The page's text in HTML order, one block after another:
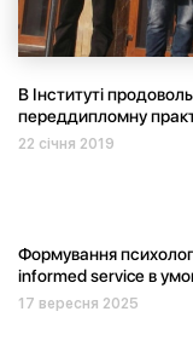
В Інституті
переддипломну
22 січня 2019
Формування
informed service в
17 вересня 2025